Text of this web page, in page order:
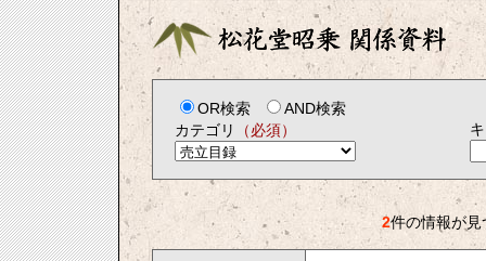
OR検索
AND検索
カテゴリ
（必須）
2件の情報が